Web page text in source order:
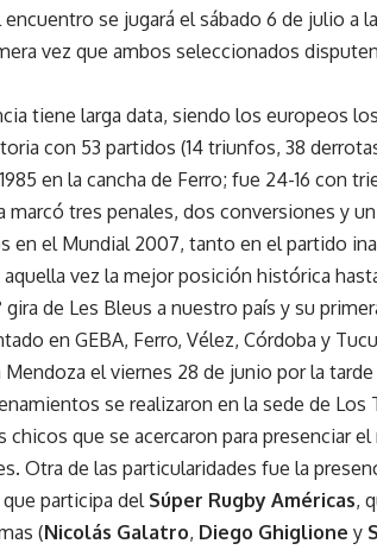
se jugará el sábado 6 de julio a
vez que ambos seleccionados
tiene larga data, siendo los europeos
con 53 partidos (14 triunfos, 38
en la cancha de Ferro; fue 24-16 con
marcó tres penales, dos conversiones y
en el Mundial 2007, tanto en el partido
vez la mejor posición histórica
gira de Les Bleus a nuestro país y su
en GEBA, Ferro, Vélez, Córdoba y
el viernes 28 de junio por la
se realizaron en la sede de
que se acercaron para presenciar
Otra de las particularidades fue la
participa del Súper Rugby Américas,
(Nicolás Galatro, Diego Ghiglione y